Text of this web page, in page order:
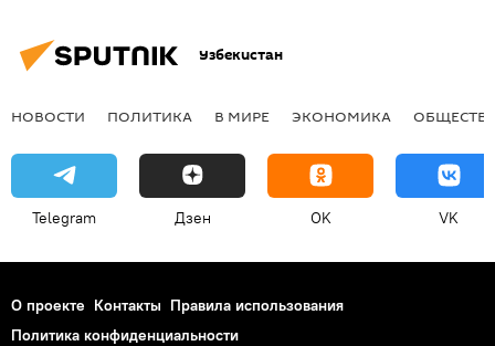
Узбекистан
НОВОСТИ ПОЛИТИКА В МИРЕ ЭКОНОМИКА
Telegram Дзен OK VK
О проекте Контакты Правила использования
Политика конфиденциальности